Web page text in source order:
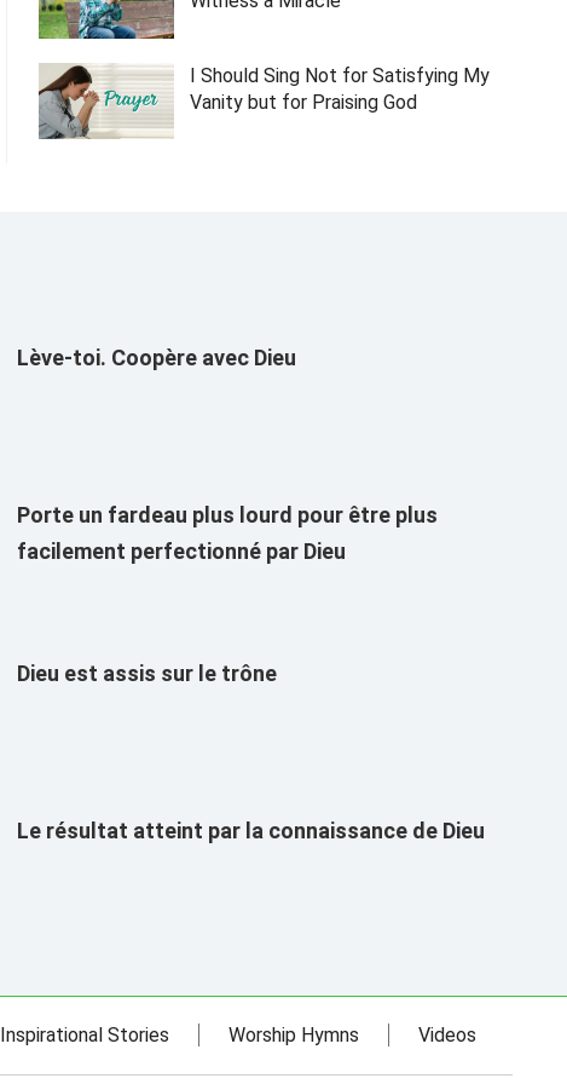
I Should Sing Not for Satisfying My
Vanity but for Praising God
Lève-toi. Coopère avec Dieu
Porte un fardeau plus lourd pour être plus
facilement perfectionné par Dieu
Dieu est assis sur le trône
Le résultat atteint par la connaissance de Dieu
Inspirational Stories Worship Hymns Videos